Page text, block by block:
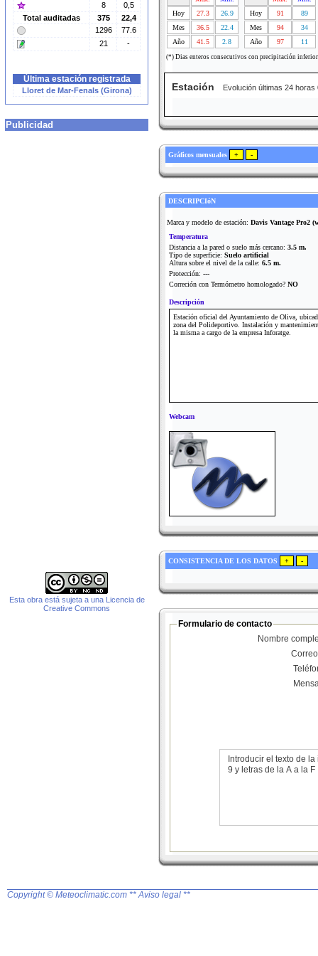
8
0,5
Total auditadas
375
22,4
1296
77.6
21
-
Última estación registrada
Lloret de Mar-Fenals (Girona)
Publicidad
Esta obra está sujeta a una Licencia de
Creative Commons
Hoy
27.3 26.9 Hoy 91
89
Mes
36.5 22.4 Mes 94
34
Año
41.5 2.8 Año 97 11
(*) Dias enteros consecutivos con precipitación inferior
Estación Evolución últimas 24 horas
Gráficos mensuales
DESCRIPCIóN
Marca y modelo de estación: Davis Vantage Pro2
Temperatura
Distancia a la pared o suelo más cercano: 3.5 m.
Tipo de superficie: Suelo artificial
Altura sobre el nivel de la calle: 6.5 m.
Protección: ---
Correción con Termómetro homologado? NO
Descripción
Estación oficial del Ayuntamiento de Oliva,
zona del Polideportivo. Instalación y
la misma a cargo de la empresa Inforatge.
Webcam
CONSISTENCIA DE LOS DATOS
Formulario de contacto
Nombre
Introducir el texto de
9 y letras de la A a la F
Copyright © Meteoclimatic.com ** Aviso legal **